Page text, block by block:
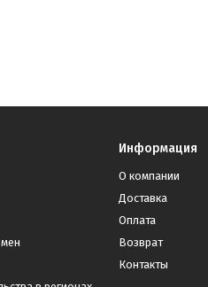
Информация
О компании
Доставка
Оплата
Возврат
Контакты